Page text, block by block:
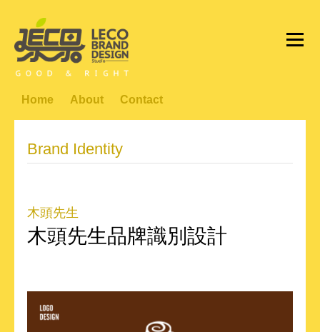
Home About Contact
Brand Identity
木頭先生
木頭先生品牌識別設計